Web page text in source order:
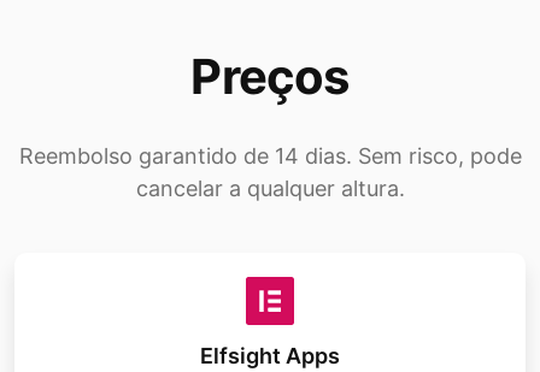
Preços
Reembolso garantido de 14 dias. Sem risco, pode
cancelar a qualquer altura.
Elfsight Apps